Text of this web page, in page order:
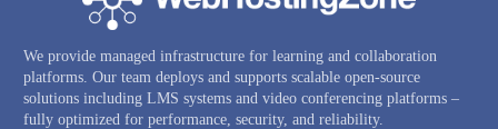
We provide managed infrastructure for learning and collaboration
platforms. Our team deploys and supports scalable open-source
solutions including LMS systems and video conferencing platforms –
fully optimized for performance, security, and reliability.